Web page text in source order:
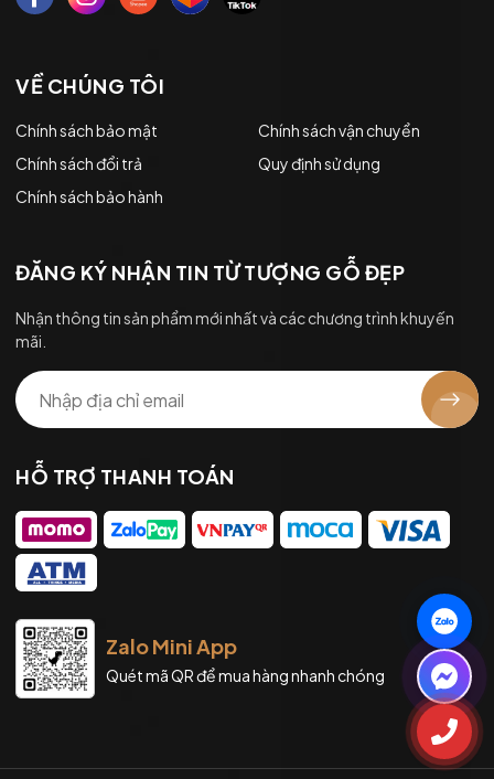
VỀ CHÚNG TÔI
Chính sách bảo mật
Chính sách vận chuyển
Chính sách đổi trả
Quy định sử dụng
Chính sách bảo hành
ĐĂNG KÝ NHẬN TIN TỪ TƯỢNG GỖ ĐẸP
Nhận thông tin sản phẩm mới nhất và các chương trình khuyến
mãi.
HỖ TRỢ THANH TOÁN
Zalo Mini App
Quét mã QR để mua hàng nhanh chóng